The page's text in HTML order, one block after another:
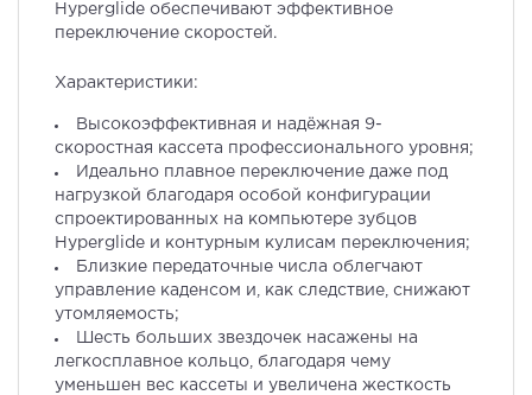
Hyperglide обеспечивают эффективное
переключение скоростей.
Характеристики:
Высокоэффективная и надёжная 9-
скоростная кассета профессионального уровня;
Идеально плавное переключение даже под
нагрузкой благодаря особой конфигурации
спроектированных на компьютере зубцов
Hyperglide и контурным кулисам переключения;
Близкие передаточные числа облегчают
управление каденсом и, как следствие, снижают
утомляемость;
Шесть больших звездочек насажены на
легкосплавное кольцо, благодаря чему
уменьшен вес кассеты и увеличена жесткость